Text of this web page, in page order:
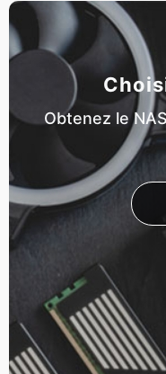
Obtenez le